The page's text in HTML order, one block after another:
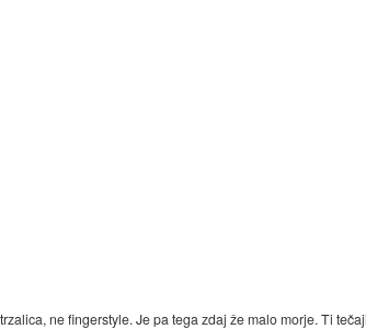
ne fingerstyle. Je pa tega zdaj že malo morje. Ti